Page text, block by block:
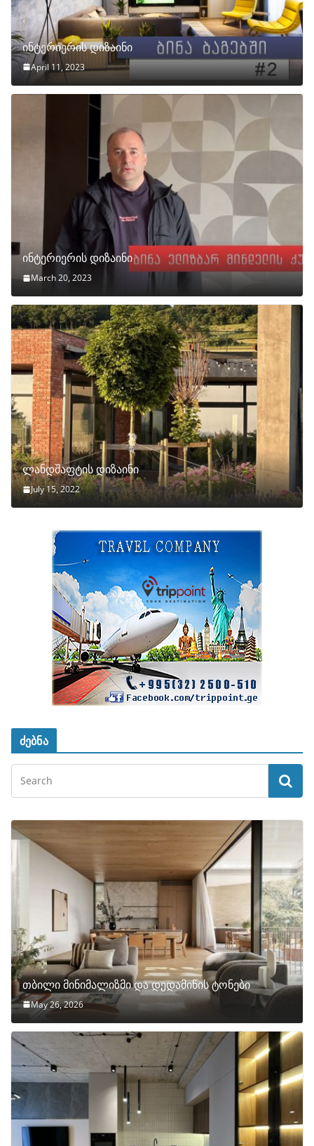
ინტერიერის დიზაინი
April 11, 2023
ინტერიერის დიზაინი
March 20, 2023
ლანდშაფტის დიზაინი
July 15, 2022
ძებნა
თბილი მინიმალიზმი და დედამიწის ტონები
May 26, 2026